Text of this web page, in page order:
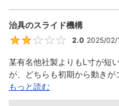
治具のスライド機構
2.0 2025/02/
某有名他社製よりもL寸が短
が、どちらも初期から動き
もっと読む